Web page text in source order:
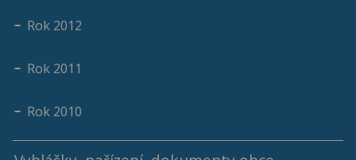
Rok 2012
Rok 2011
Rok 2010